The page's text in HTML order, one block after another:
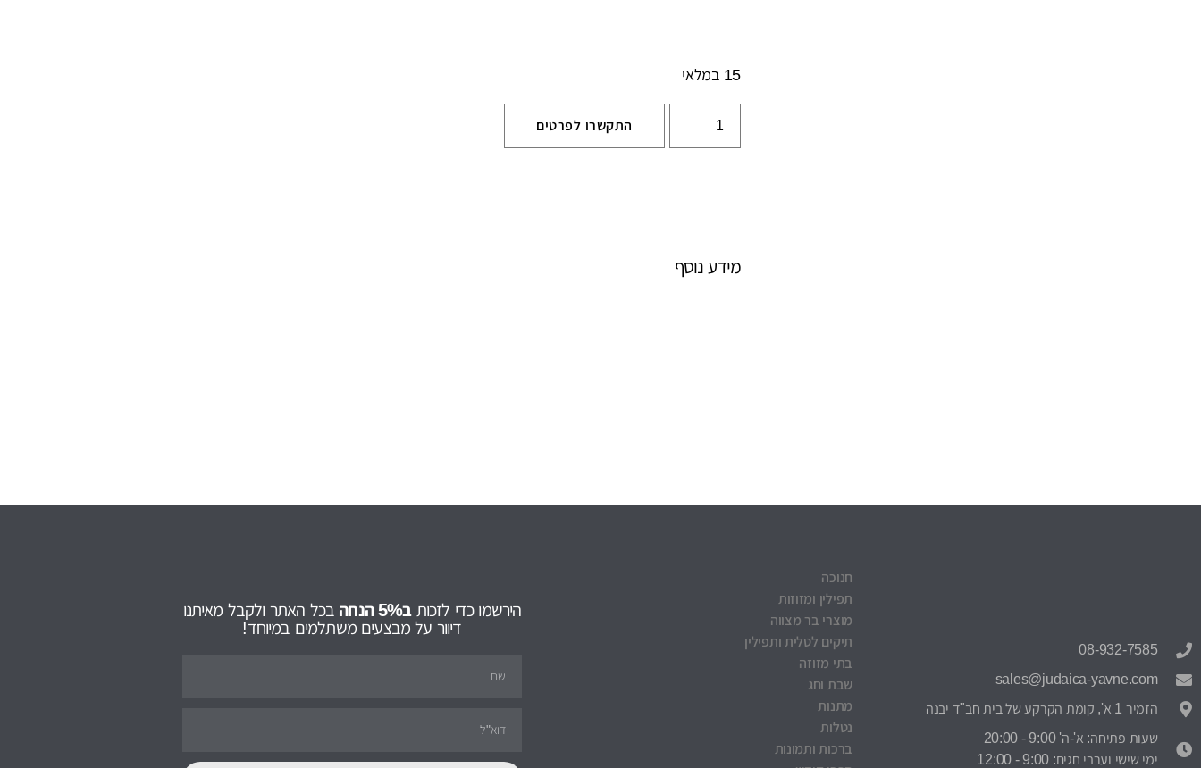
15 במלאי
התקשרו לפרטים
מידע נוסף
08-932-7585
sales@judaica-yavne.com
הזמיר 1 א', קומת הקרקע של בית חב"ד יבנה
שעות פתיחה: א'-ה' 9:00 - 20:00
ימי שישי וערבי חגים: 9:00 - 12:00
חנוכה
תפילין ומזוזות
מוצרי בר מצווה
תיקים לטלית ותפילין
בתי מזוזה
שבת וחג
מתנות
נטלות
ברכות ותמונות
הירשמו כדי לזכותב5% הנחה
בכל האתר ולקבל מאיתנו
דיוור על מבצעים משתלמים במיוחד!